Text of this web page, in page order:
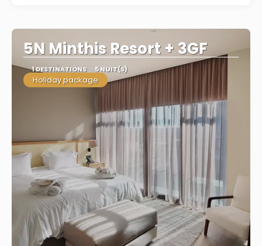
5N Minthis Resort + 3GF
1 DESTINATIONS 5 NUIT(S)
Holiday package